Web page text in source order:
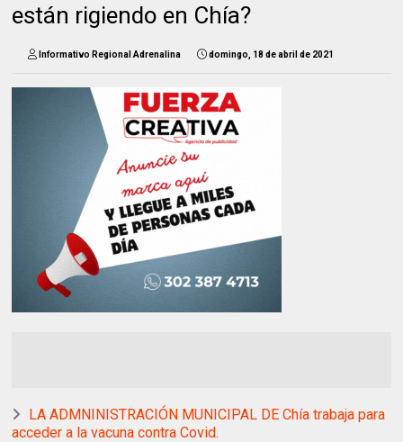
están rigiendo en Chía?
Informativo Regional Adrenalina domingo, 18 de abril de 2021
LA ADMNINISTRACIÓN MUNICIPAL DE Chía trabaja para
acceder a la vacuna contra Covid.